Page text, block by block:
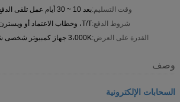
وقت التسليم:بعد 10 ~ 30 أيام عمل تلقى الدفع المسبق
شروط الدفع:T/T، وخطاب الاعتماد أو ويسترن يونيون
القدرة على العرض:3،000K جهاز كمبيوتر شخصى شهريا
وصف
السحابات الإلكترونية